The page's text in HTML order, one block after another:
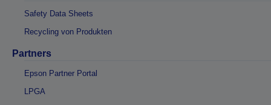
Safety Data Sheets
Recycling von Produkten
Partners
Epson Partner Portal
LPGA